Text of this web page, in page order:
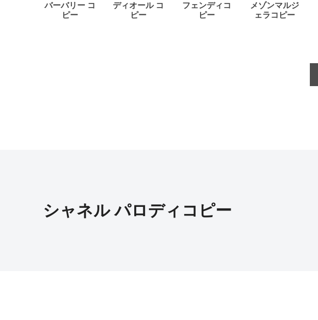
バーバリー コ
ピー
ディオール コ
ピー
フェンディコ
ピー
メゾンマルジ
ェラコピー
シャネル パロディコピー